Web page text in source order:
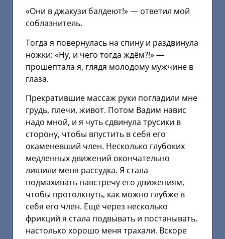
«Они в джакузи балдеют!» — ответил мой
соблазнитель.
Тогда я повернулась на спину и раздвинула
ножки: «Ну, и чего тогда ждём?!» —
прошептала я, глядя молодому мужчине в
глаза.
Прекратившие массаж руки погладили мне
грудь, плечи, живот. Потом Вадим навис
надо мной, и я чуть сдвинула трусики в
сторону, чтобы впустить в себя его
окаменевший член. Несколько глубоких
медленных движений окончательно
лишили меня рассудка. Я стала
подмахивать навстречу его движениям,
чтобы протолкнуть, как можно глубже в
себя его член. Ещё через несколько
фрикций я стала подвывать и постанывать,
настолько хорошо меня трахали. Вскоре